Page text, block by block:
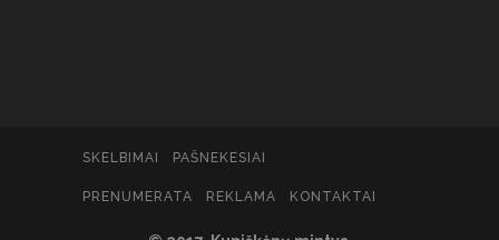
SKELBIMAI PAŠNEKESIAI
PRENUMERATA REKLAMA KONTAKTAI